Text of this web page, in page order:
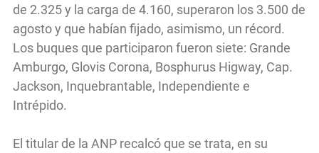
de 2.325 y la carga de 4.160, superaron los 3.500 de
agosto y que habían fijado, asimismo, un récord.
Los buques que participaron fueron siete: Grande
Amburgo, Glovis Corona, Bosphurus Higway, Cap.
Jackson, Inquebrantable, Independiente e
Intrépido.
El titular de la ANP recalcó que se trata, en su